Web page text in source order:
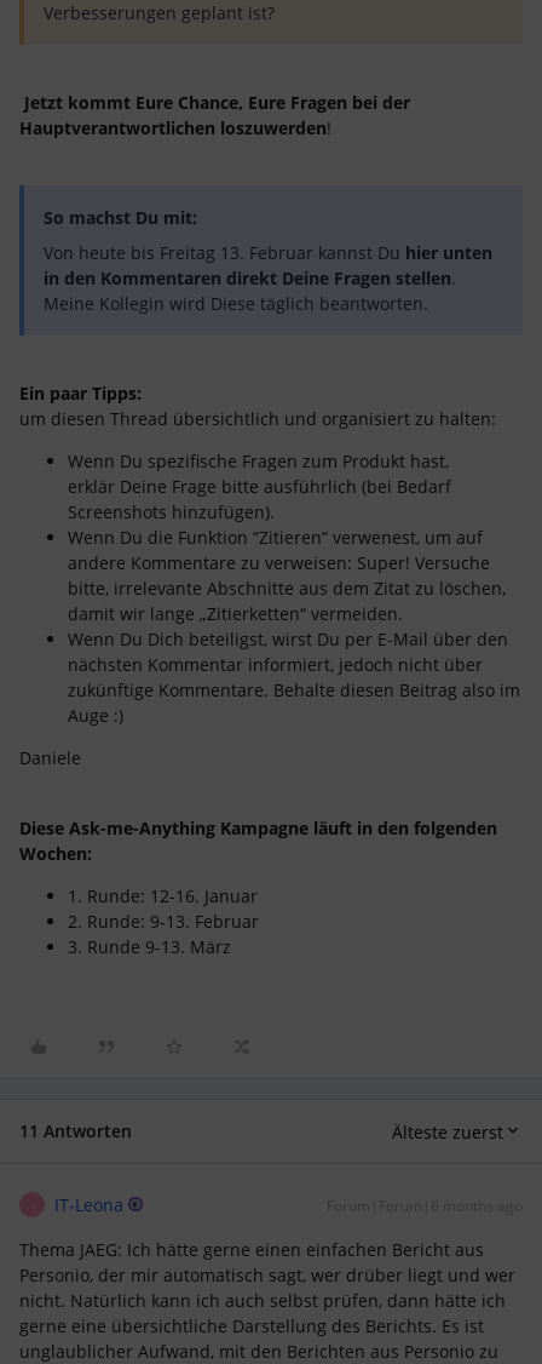
Verbesserungen geplant ist?
Jetzt kommt Eure Chance, Eure Fragen bei der
Hauptverantwortlichen loszuwerden!
So machst Du mit:
Von heute bis Freitag 13. Februar kannst Du hier unten
in den Kommentaren direkt Deine Fragen stellen.
​Meine Kollegin wird Diese täglich beantworten.
Ein paar Tipps:
um diesen Thread übersichtlich und organisiert zu halten:
Wenn Du spezifische Fragen zum Produkt hast,
erklär Deine Frage bitte ausführlich (bei Bedarf
Screenshots hinzufügen).
Wenn Du die Funktion “Zitieren” verwenest, um auf
andere Kommentare zu verweisen: Super! Versuche
bitte, irrelevante Abschnitte aus dem Zitat zu löschen,
damit wir lange „Zitierketten“ vermeiden.
Wenn Du Dich beteiligst, wirst Du per E-Mail über den
nächsten Kommentar informiert, jedoch nicht über
zukünftige Kommentare. Behalte diesen Beitrag also im
Auge :)
Daniele
Diese Ask-me-Anything Kampagne läuft in den folgenden
Wochen:
1. Runde: 12-16. Januar
2. Runde: 9-13. Februar
3. Runde 9-13. März
11 Antworten Älteste zuerst
IT-Leona Forum|Forum|6 months ago
Thema JAEG: Ich hätte gerne einen einfachen Bericht aus
Personio, der mir automatisch sagt, wer drüber liegt und wer
nicht. Natürlich kann ich auch selbst prüfen, dann hätte ich
gerne eine übersichtliche Darstellung des Berichts. Es ist
unglaublicher Aufwand, mit den Berichten aus Personio zu